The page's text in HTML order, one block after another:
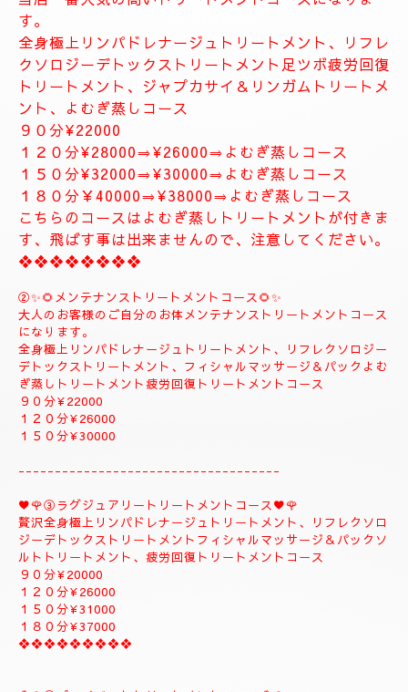
お体が軽くなり、とても癒されます。
精神的にお疲れの方におすすめ致します。
１２０分⇒¥30000⇒¥27000
１５０分⇒¥35000⇒¥33000
❖❖❖❖❖❖❖
❖❖❖❖❖❖❖❖❖❖❖❖
✨８月のおすすめコース✨
🌺🌻①ジャプカサイ＆リンガムトリートメントコース
🌻🌺
当店一番人気の高いトリートメントコースになりま
す。
全身極上リンパドレナージュトリートメント、リフレ
クソロジーデトックストリートメント足ツボ疲労回復
トリートメント、ジャプカサイ＆リンガムトリートメ
ント、よむぎ蒸しコース
９０分¥22000
１２０分¥28000⇒¥26000⇒よむぎ蒸しコース
１５０分¥32000⇒¥30000⇒よむぎ蒸しコース
１８０分￥40000⇒¥38000⇒よむぎ蒸しコース
❖❖❖❖❖❖❖❖
②✨🌻メンテナンストリートメントコース🌻✨
大人のお客様のご自分のお体メンテナンストリートメントコース
になります。
全身極上リンパドレナージュトリートメント、リフレクソロジー
デトックストリートメント、フィシャルマッサージ＆パックよむ
ぎ蒸しトリートメント疲労回復トリートメントコース
９０分¥22000